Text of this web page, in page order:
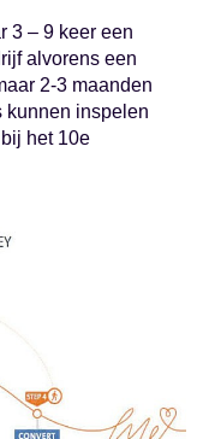
3 – 9 keer een
alvorens een
2-3 maanden
kunnen inspelen
het 10e